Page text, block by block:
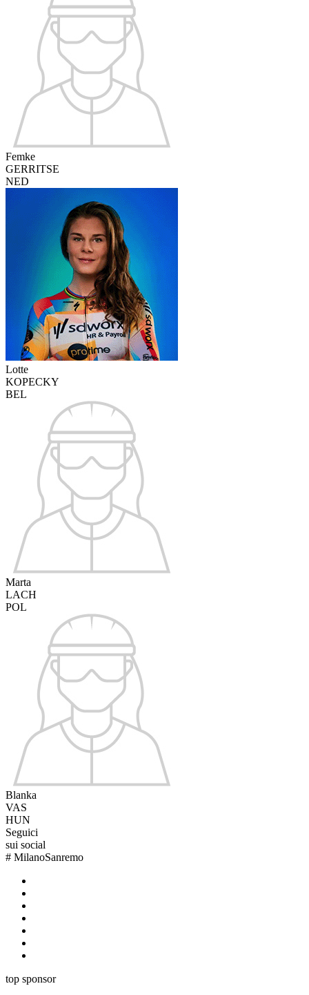
Femke
GERRITSE
NED
Lotte
KOPECKY
BEL
Marta
LACH
POL
Blanka
VAS
HUN
Seguici
sui social
# MilanoSanremo
top sponsor